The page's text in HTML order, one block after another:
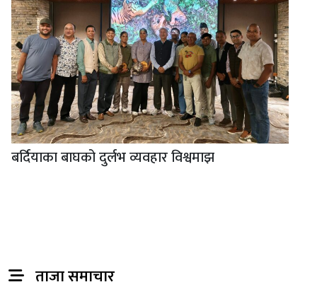
बर्दियाका बाघको दुर्लभ व्यवहार विश्वमाझ
ताजा समाचार